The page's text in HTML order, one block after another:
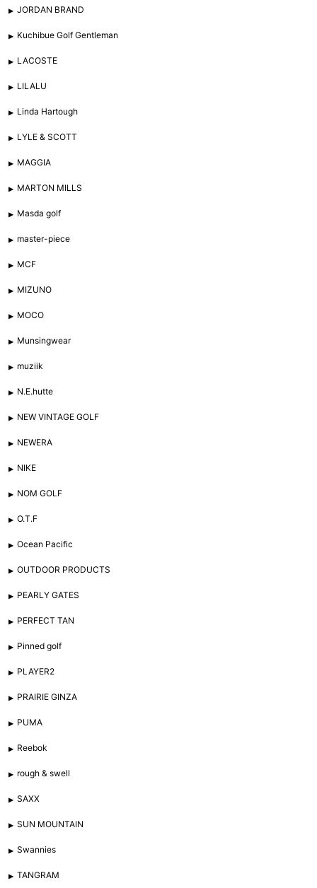
JORDAN BRAND
Kuchibue Golf Gentleman
LACOSTE
LILALU
Linda Hartough
LYLE & SCOTT
MAGGIA
MARTON MILLS
Masda golf
master-piece
MCF
MIZUNO
MOCO
Munsingwear
muziik
N.E.hutte
NEW VINTAGE GOLF
NEWERA
NIKE
NOM GOLF
O.T.F
Ocean Pacific
OUTDOOR PRODUCTS
PEARLY GATES
PERFECT TAN
Pinned golf
PLAYER2
PRAIRIE GINZA
PUMA
Reebok
rough & swell
SAXX
SUN MOUNTAIN
Swannies
TANGRAM